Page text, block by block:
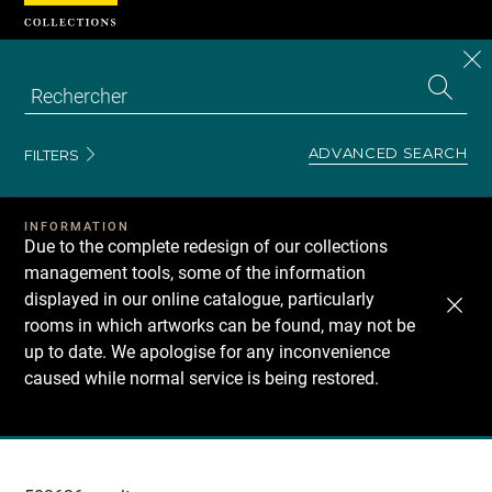
FILTERS ADVANCED SEARCH
INFORMATION
Due to the complete redesign of our collections
management tools, some of the information
displayed in our online catalogue, particularly
rooms in which artworks can be found, may not be
up to date. We apologise for any inconvenience
caused while normal service is being restored.
Recherche
Cookies management panel